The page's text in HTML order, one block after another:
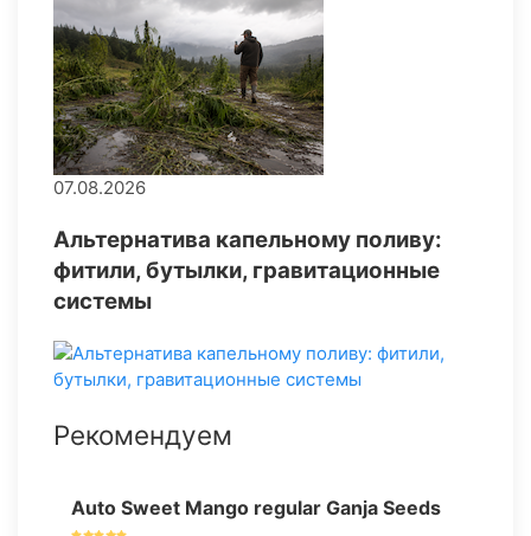
07.08.2026
Альтернатива капельному поливу:
фитили, бутылки, гравитационные
системы
Рекомендуем
Auto Sweet Mango regular Ganja Seeds